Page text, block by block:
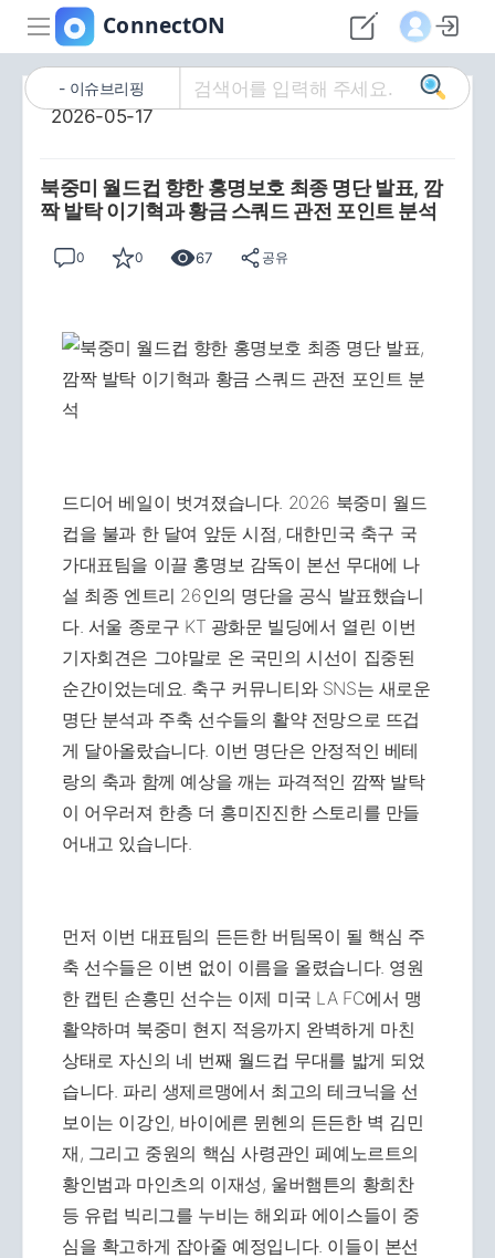
이슈브리핑
2026-05-17
북중미 월드컵 향한 홍명보호 최종 명단 발표, 깜
짝 발탁 이기혁과 황금 스쿼드 관전 포인트 분석
0 0 67 공유
드디어 베일이 벗겨졌습니다. 2026 북중미 월드
컵을 불과 한 달여 앞둔 시점, 대한민국 축구 국
가대표팀을 이끌 홍명보 감독이 본선 무대에 나
설 최종 엔트리 26인의 명단을 공식 발표했습니
다. 서울 종로구 KT 광화문 빌딩에서 열린 이번
기자회견은 그야말로 온 국민의 시선이 집중된
순간이었는데요. 축구 커뮤니티와 SNS는 새로운
명단 분석과 주축 선수들의 활약 전망으로 뜨겁
게 달아올랐습니다. 이번 명단은 안정적인 베테
랑의 축과 함께 예상을 깨는 파격적인 깜짝 발탁
이 어우러져 한층 더 흥미진진한 스토리를 만들
어내고 있습니다.
먼저 이번 대표팀의 든든한 버팀목이 될 핵심 주
축 선수들은 이변 없이 이름을 올렸습니다. 영원
한 캡틴 손흥민 선수는 이제 미국 LA FC에서 맹
활약하며 북중미 현지 적응까지 완벽하게 마친
상태로 자신의 네 번째 월드컵 무대를 밟게 되었
습니다. 파리 생제르맹에서 최고의 테크닉을 선
보이는 이강인, 바이에른 뮌헨의 든든한 벽 김민
재, 그리고 중원의 핵심 사령관인 페예노르트의
황인범과 마인츠의 이재성, 울버햄튼의 황희찬
등 유럽 빅리그를 누비는 해외파 에이스들이 중
심을 확고하게 잡아줄 예정입니다. 이들이 본선